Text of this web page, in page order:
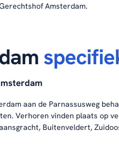
Amsterdam.
aan de Parnassusweg
Verhoren vinden plaats op
Buitenveldert,